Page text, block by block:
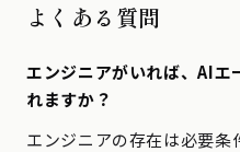
よくある質問
エンジニアがいれば、AIエ
れますか？
エンジニアの存在は必要条